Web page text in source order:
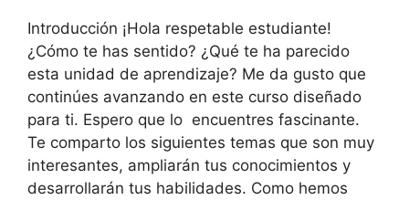
Introducción ¡Hola respetable estudiante!
¿Cómo te has sentido? ¿Qué te ha parecido
esta unidad de aprendizaje? Me da gusto que
continúes avanzando en este curso diseñado
para ti. Espero que lo encuentres fascinante.
Te comparto los siguientes temas que son muy
interesantes, ampliarán tus conocimientos y
desarrollarán tus habilidades. Como hemos